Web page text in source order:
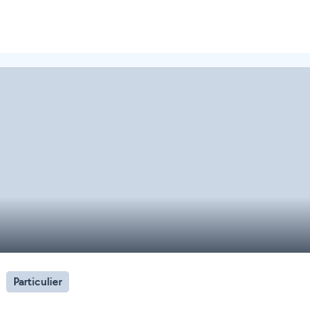
Particulier